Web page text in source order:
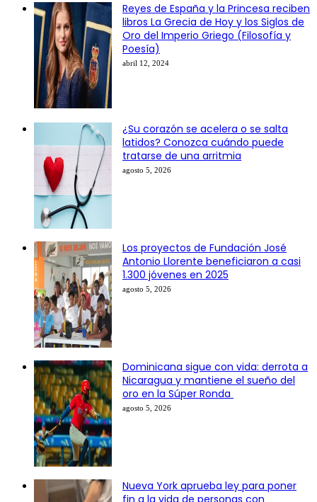
Reyes de España y la Princesa reciben
libros La Grecia de Hoy y los Siglos de
Oro del Imperio Griego (Filosofía y
Poesía)
abril 12, 2024
¿Su corazón se acelera o se salta
latidos? Conozca cuándo puede
tratarse de una arritmia
agosto 5, 2026
Los proyectos de Fundación José
Antonio Llorente beneficiaron a casi
1.300 jóvenes en 2025
agosto 5, 2026
Dominicana sigue con vida: derrota a
Nicaragua y mantiene el sueño del
oro en la Súper Ronda
agosto 5, 2026
Nueva York aprueba ley para poner
fin a la vida de personas con